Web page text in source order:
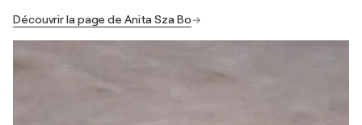
Découvrir la page de Anita Sza Bo